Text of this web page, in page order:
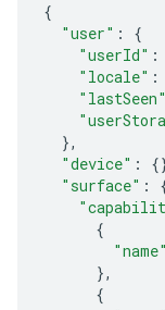
{
"user" :
{
"userId" :
"locale" :
"lastSeen"
},
"device" :
"surface" :
{
"name"
},
{